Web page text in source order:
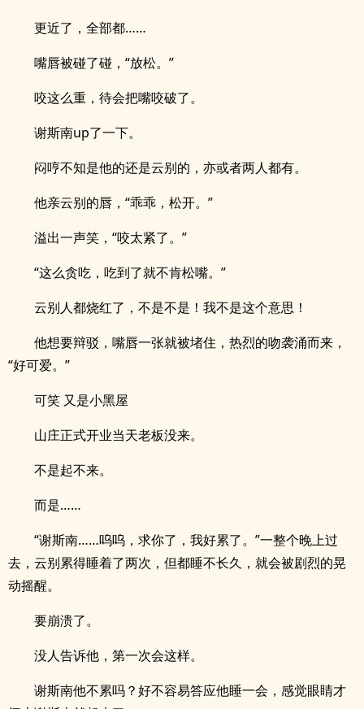
更近了，全部都……
嘴唇被碰了碰，“放松。”
咬这么重，待会把嘴咬破了。
谢斯南up了一下。
闷哼不知是他的还是云别的，亦或者两人都有。
他亲云别的唇，“乖乖，松开。”
溢出一声笑，“咬太紧了。”
“这么贪吃，吃到了就不肯松嘴。”
云别人都烧红了，不是不是！我不是这个意思！
他想要辩驳，嘴唇一张就被堵住，热烈的吻袭涌而来，
“好可爱。”
可笑 又是小黑屋
山庄正式开业当天老板没来。
不是起不来。
而是……
“谢斯南……呜呜，求你了，我好累了。”一整个晚上过
去，云别累得睡着了两次，但都睡不长久，就会被剧烈的晃
动摇醒。
要崩溃了。
没人告诉他，第一次会这样。
谢斯南他不累吗？好不容易答应他睡一会，感觉眼睛才